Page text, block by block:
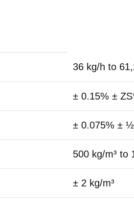
36 kg/h to
± 0.15% ±
± 0.075% ±
± 2 kg/m³